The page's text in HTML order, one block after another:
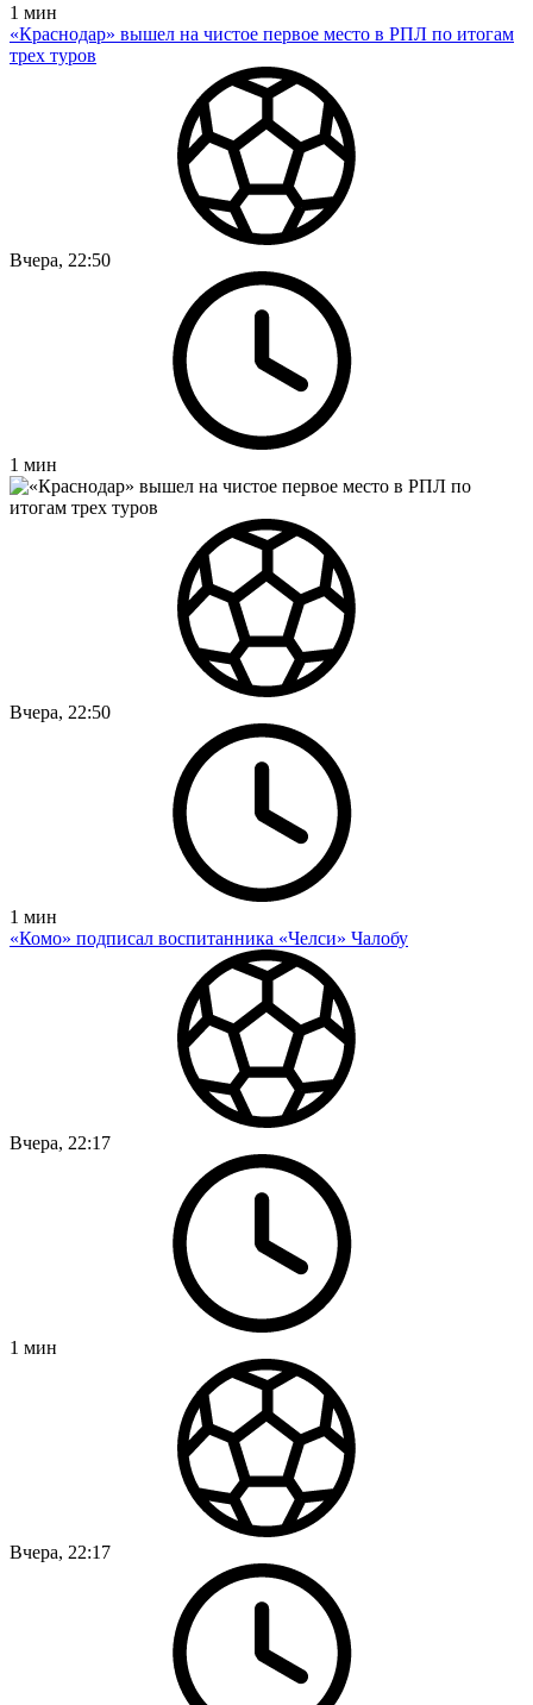
1 мин
«Краснодар» вышел на чистое первое место в РПЛ по итогам
трех туров
Вчера, 22:50
1 мин
Вчера, 22:50
1 мин
«Комо» подписал воспитанника «Челси» Чалобу
Вчера, 22:17
1 мин
Вчера, 22:17